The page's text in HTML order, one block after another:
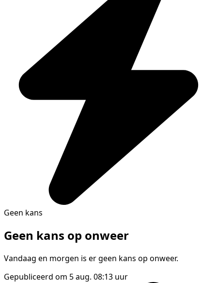
Geen kans
Geen kans op onweer
Vandaag en morgen is er geen kans op onweer.
Gepubliceerd om 5 aug. 08:13 uur